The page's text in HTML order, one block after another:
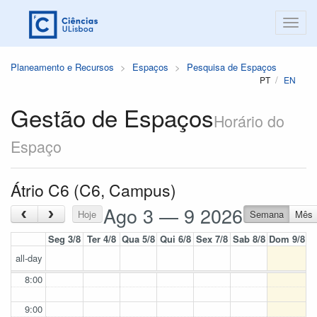
Planeamento e Recursos Espaços Pesquisa de Espaços
PT EN
Gestão de EspaçosHorário do
Espaço
Átrio C6 (C6, Campus)
‹ › Hoje Ago 3 — 9 2026 Semana
Mês
Seg 3/8 Ter 4/8 Qua 5/8 Qui 6/8 Sex 7/8 Sab 8/8 Dom 9/8
all-day
8:00
9:00